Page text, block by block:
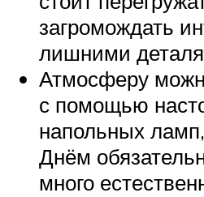
загромождать
лишними
Атмосферу
с помощью
напольных
Днём
много